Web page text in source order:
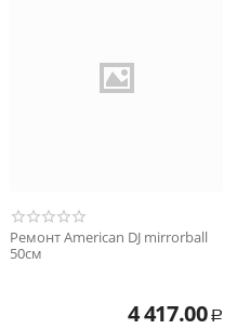
Ремонт American DJ mirrorball
50см
4 417.00 Р